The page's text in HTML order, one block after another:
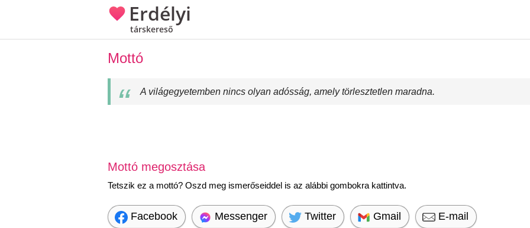
Erdélyi
társkereső
Mottó
A világegyetemben nincs olyan adósság, amely törlesztetlen maradna.
Mottó megosztása
Tetszik ez a mottó? Oszd meg ismerőseiddel is az alábbi gombokra kattintva.
Facebook Messenger Twitter Gmail E-mail